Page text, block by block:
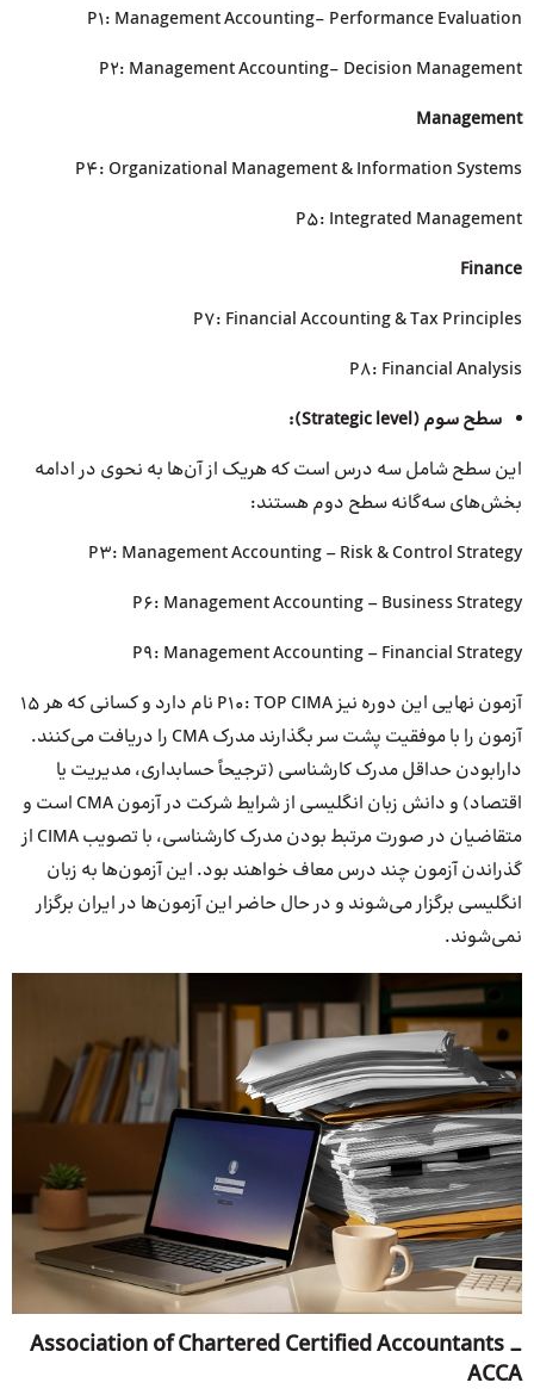
P1: Management Accounting- Performance Evaluation
P2: Management Accounting- Decision Management
Management
P4: Organizational Management & Information Systems
P5: Integrated Management
Finance
P7: Financial Accounting & Tax Principles
P8: Financial Analysis
سطح سوم (Strategic level
):
این سطح شامل سه درس است که هریک از آن‌ها به نحوی در ادامه
بخش‌های سه‌گانه سطح دوم هستند:
P3: Management Accounting – Risk & Control Strategy
P6: Management Accounting – Business Strategy
P9: Management Accounting – Financial Strategy
آزمون نهایی این دوره نیز P10: TOP CIMA نام دارد و کسانی که هر ۱۵
آزمون را با موفقیت پشت سر بگذارند مدرک CMA را دریافت می‌کنند.
دارابودن حداقل مدرک کارشناسی (ترجیحاً حسابداری، مدیریت یا
اقتصاد) و دانش زبان انگلیسی از شرایط شرکت در آزمون CMA است و
متقاضیان در صورت مرتبط بودن مدرک کارشناسی، با تصویب CIMA از
گذراندن آزمون چند درس معاف خواهند بود. این آزمون‌ها به زبان
انگلیسی برگزار می‌شوند و در حال حاضر این آزمون‌ها در ایران برگزار
نمی‌شوند.
Association of Chartered Certified Accountants _
ACCA